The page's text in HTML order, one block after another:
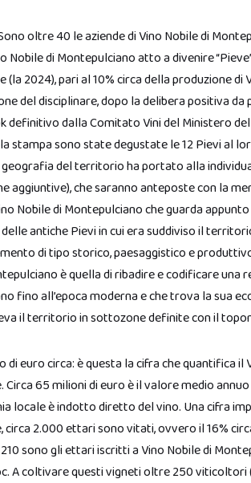
oltre 40 le aziende di Vino Nobile di
Nobile di Montepulciano atto a divenire
2024), pari al 10% circa della produzione
del disciplinare, dopo la delibera positiva
definitivo dalla Comitato Vini del Ministero
stampa sono state degustate le 12 Pievi al
del territorio ha portato alla
aggiuntive), che saranno anteposte con la
Nobile di Montepulciano che guarda
antiche Pievi in cui era suddiviso il
di tipo storico, paesaggistico e
è quella di ribadire e codificare una
fino all’epoca moderna e che trova la sua
il territorio in sottozone definite con il
di euro circa: è questa la cifra che quantifica
65 milioni di euro è il valore medio
locale è indotto diretto del vino. Una cifra
2.000 ettari sono vitati, ovvero il 16%
sono gli ettari iscritti a Vino Nobile di
A coltivare questi vigneti oltre 250